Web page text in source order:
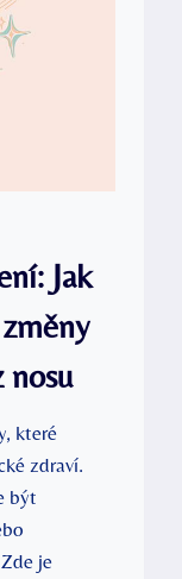
Jak
nosu
které
zdraví.
být
je